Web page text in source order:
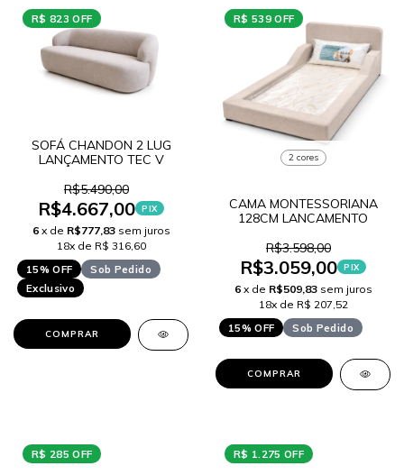
R$ 823 OFF
SOFÁ CHANDON 2 LUG
LANÇAMENTO TEC V
R$5.490,00
R$4.667,00 PIX
6 x de R$777,83 sem juros
18x de R$ 316,60
15% OFF
Sob Pedido
Exclusivo
COMPRAR
R$ 539 OFF
2 cores
CAMA MONTESSORIANA
128CM LANCAMENTO
R$3.598,00
R$3.059,00 PIX
6 x de R$509,83 sem juros
18x de R$ 207,52
15% OFF
Sob Pedido
COMPRAR
R$ 285 OFF R$ 1.275 OFF